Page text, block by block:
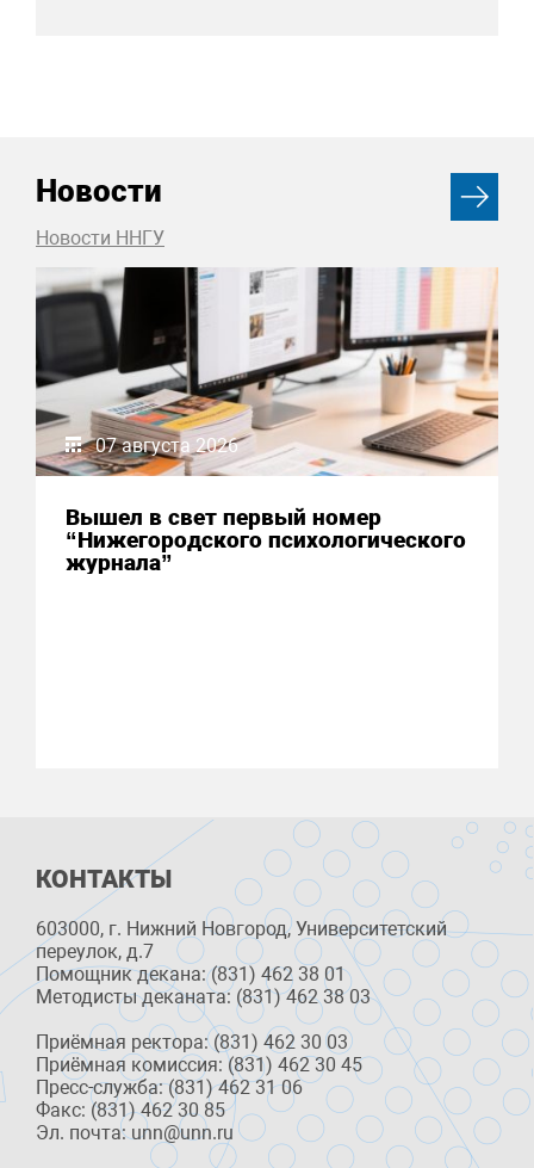
Новости
Новости ННГУ
07 августа 2026
Вышел в свет первый номер
“Нижегородского психологического
журнала”
КОНТАКТЫ
603000, г. Нижний Новгород, Университетский
переулок, д.7
Помощник декана: (831) 462 38 01
Методисты деканата: (831) 462 38 03
Приёмная ректора: (831) 462 30 03
Приёмная комиссия: (831) 462 30 45
Пресс-служба: (831) 462 31 06
Факс: (831) 462 30 85
Эл. почта: unn@unn.ru